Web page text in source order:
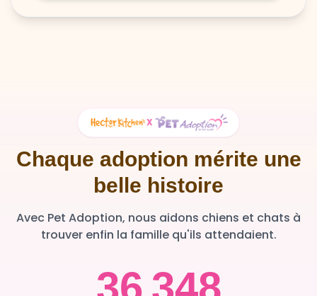
X
Chaque adoption mérite une
belle histoire
Avec Pet Adoption, nous aidons chiens et chats à
trouver enfin la famille qu'ils attendaient.